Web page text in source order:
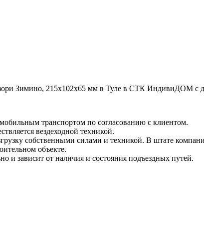
Зимино, 215х102х65 мм в Туле в СТК ИндивиДОМ с
транспортом по согласованию с клиентом.
вездеходной техникой.
собственными силами и техникой. В штате
объекте.
и зависит от наличия и состояния подъездных путей.